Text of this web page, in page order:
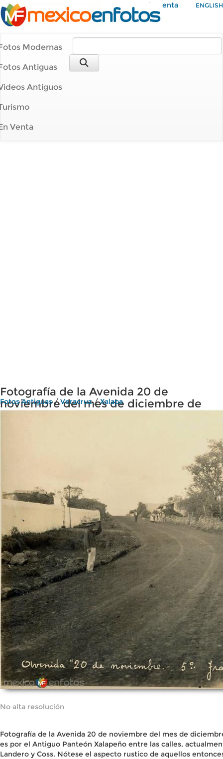
Mi Cuenta ENGLISH
Modernas
Antiguas
Antiguos
Venta
Fotografía de la Avenida 20 de
noviembre del mes de diciembre de
Fotos Antiguas/Veracruz/Xalapa
No alta resolución
Fotografía de la Avenida 20 de noviembre del mes de
es por el Antiguo Panteón Xalapeño entre las calles,
Landero y Coss. Nótese el aspecto rustico de aquellos